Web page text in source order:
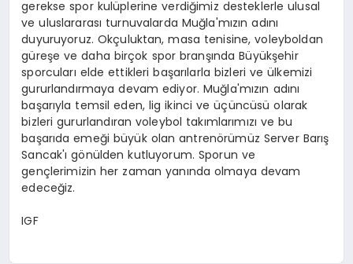
gerekse spor kulüplerine verdiğimiz desteklerle ulusal
ve uluslararası turnuvalarda Muğla'mızın adını
duyuruyoruz. Okçuluktan, masa tenisine, voleyboldan
güreşe ve daha birçok spor branşında Büyükşehir
sporcuları elde ettikleri başarılarla bizleri ve ülkemizi
gururlandırmaya devam ediyor. Muğla'mızın adını
başarıyla temsil eden, lig ikinci ve üçüncüsü olarak
bizleri gururlandıran voleybol takımlarımızı ve bu
başarıda emeği büyük olan antrenörümüz Server Barış
Sancak'ı gönülden kutluyorum. Sporun ve
gençlerimizin her zaman yanında olmaya devam
edeceğiz.
IGF